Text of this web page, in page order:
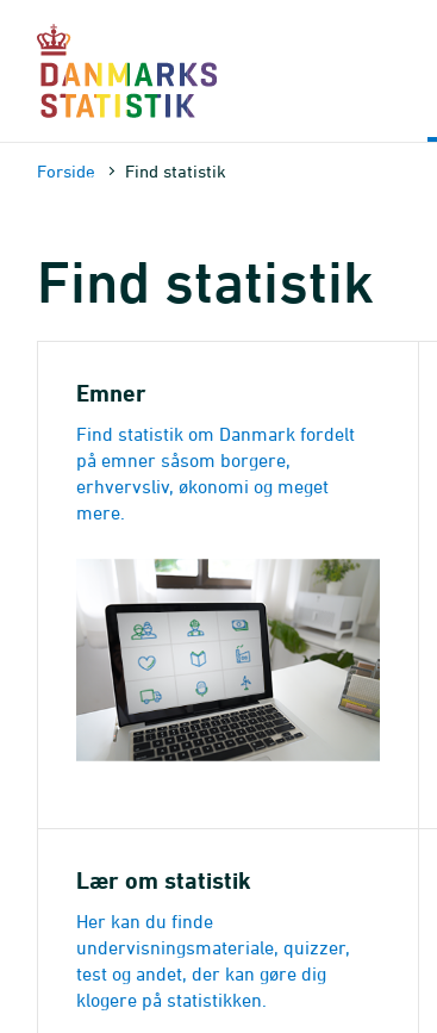
sidens
indhold
Forside Find statistik
Find statistik
Emner
Find statistik om Danmark fordelt
på emner såsom borgere,
erhvervsliv, økonomi og meget
mere.
Lær om statistik
Her kan du finde
undervisningsmateriale, quizzer,
test og andet, der kan gøre dig
klogere på statistikken.